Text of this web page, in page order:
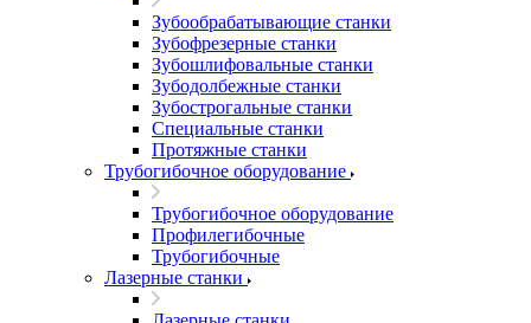
Зубообрабатывающие станки
Зубофрезерные станки
Зубошлифовальные станки
Зубодолбежные станки
Зубострогальные станки
Специальные станки
Протяжные станки
Трубогибочное оборудование
Трубогибочное оборудование
Профилегибочные
Трубогибочные
Лазерные станки